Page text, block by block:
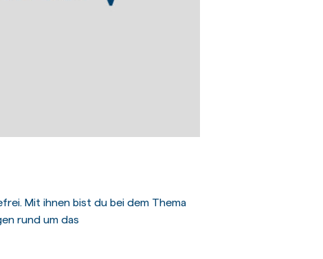
Mit ihnen bist du bei dem Thema
rund um das